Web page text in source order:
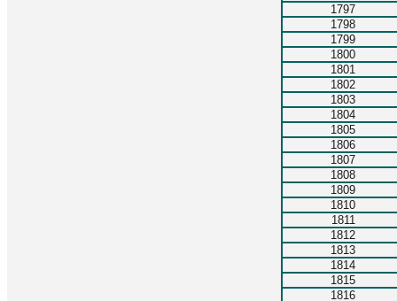
1797
1798
1799
1800
1801
1802
1803
1804
1805
1806
1807
1808
1809
1810
1811
1812
1813
1814
1815
1816